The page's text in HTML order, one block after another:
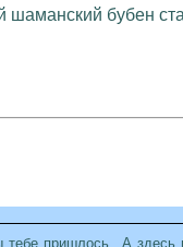
шаманский бубен
пришлось...А здесь